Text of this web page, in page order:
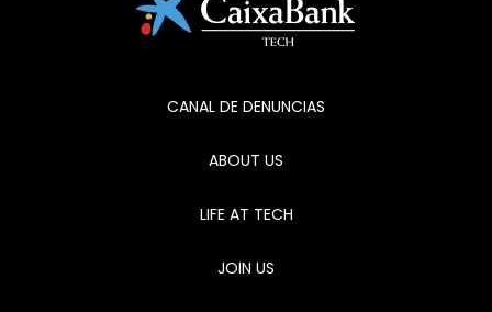
CANAL DE DENUNCIAS
ABOUT US
LIFE AT TECH
JOIN US